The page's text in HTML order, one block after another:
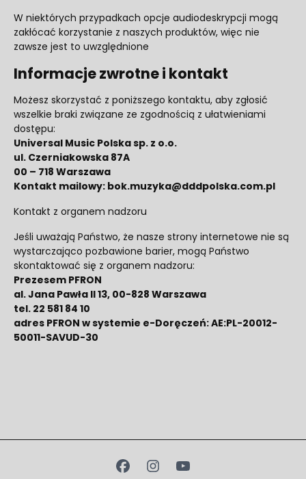
W niektórych przypadkach opcje audiodeskrypcji mogą
zakłócać korzystanie z naszych produktów, więc nie
zawsze jest to uwzględnione
Informacje zwrotne i kontakt
Możesz skorzystać z poniższego kontaktu, aby zgłosić
wszelkie braki związane ze zgodnością z ułatwieniami
dostępu:
Universal Music Polska sp. z o.o.
ul. Czerniakowska 87A
00 – 718 Warszawa
Kontakt mailowy: bok.muzyka@dddpolska.com.pl
Kontakt z organem nadzoru
Jeśli uważają Państwo, że nasze strony internetowe nie są
wystarczająco pozbawione barier, mogą Państwo
skontaktować się z organem nadzoru:
Prezesem PFRON
al. Jana Pawła II 13, 00-828 Warszawa
tel. 22 581 84 10
adres PFRON w systemie e-Doręczeń: AE:PL-20012-
50011-SAVUD-30